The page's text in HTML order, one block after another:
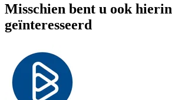
Misschien bent u ook hierin
geïnteresseerd